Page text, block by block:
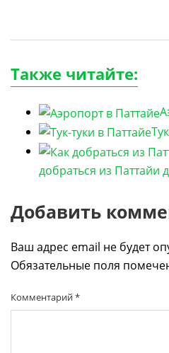
Также читайте:
добраться из Паттайи
Добавить
Ваш адрес email не будет
Обязательные поля
Комментарий*